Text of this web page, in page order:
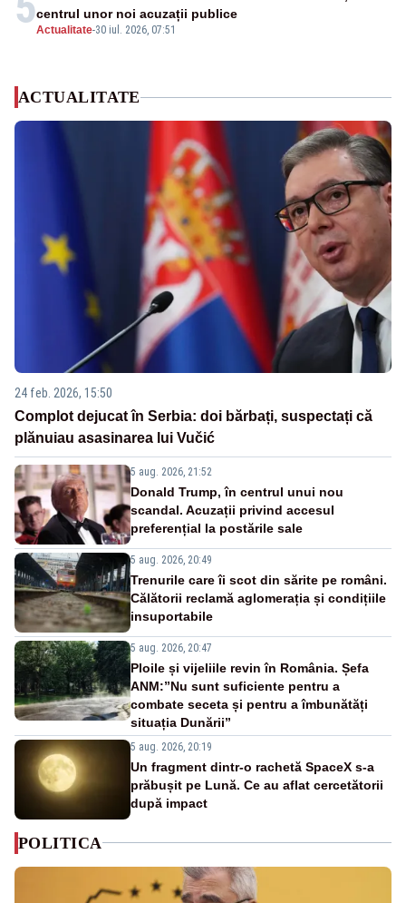
Actualitate-30 iul. 2026, 07:51
centrul unor noi acuzații publice
ACTUALITATE
24 feb. 2026, 15:50
Complot dejucat în Serbia: doi bărbați, suspectați că
plănuiau asasinarea lui Vučić
5 aug. 2026, 21:52
Donald Trump, în centrul unui nou
scandal. Acuzații privind accesul
preferențial la postările sale
5 aug. 2026, 20:49
Trenurile care îi scot din sărite pe români.
Călătorii reclamă aglomerația și condițiile
insuportabile
5 aug. 2026, 20:47
Ploile și vijeliile revin în România. Șefa
ANM:”Nu sunt suficiente pentru a
combate seceta și pentru a îmbunătăți
situația Dunării”
5 aug. 2026, 20:19
Un fragment dintr-o rachetă SpaceX s-a
prăbușit pe Lună. Ce au aflat cercetătorii
după impact
POLITICA